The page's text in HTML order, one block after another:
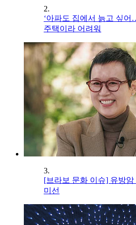
2.
‘아파도 집에서 늙고 싶어
주택이라 어려워
3.
[브라보 문화 이슈] 유방
미선